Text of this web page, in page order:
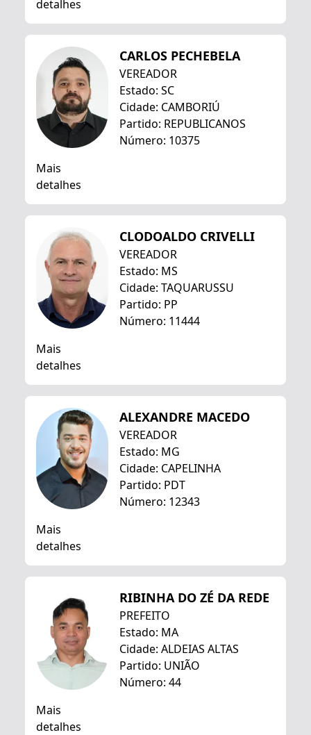
detalhes
CARLOS PECHEBELA
VEREADOR
Estado: SC
Cidade: CAMBORIÚ
Partido: REPUBLICANOS
Número: 10375
Mais
detalhes
CLODOALDO CRIVELLI
VEREADOR
Estado: MS
Cidade: TAQUARUSSU
Partido: PP
Número: 11444
Mais
detalhes
ALEXANDRE MACEDO
VEREADOR
Estado: MG
Cidade: CAPELINHA
Partido: PDT
Número: 12343
Mais
detalhes
RIBINHA DO ZÉ DA REDE
PREFEITO
Estado: MA
Cidade: ALDEIAS ALTAS
Partido: UNIÃO
Número: 44
Mais
detalhes